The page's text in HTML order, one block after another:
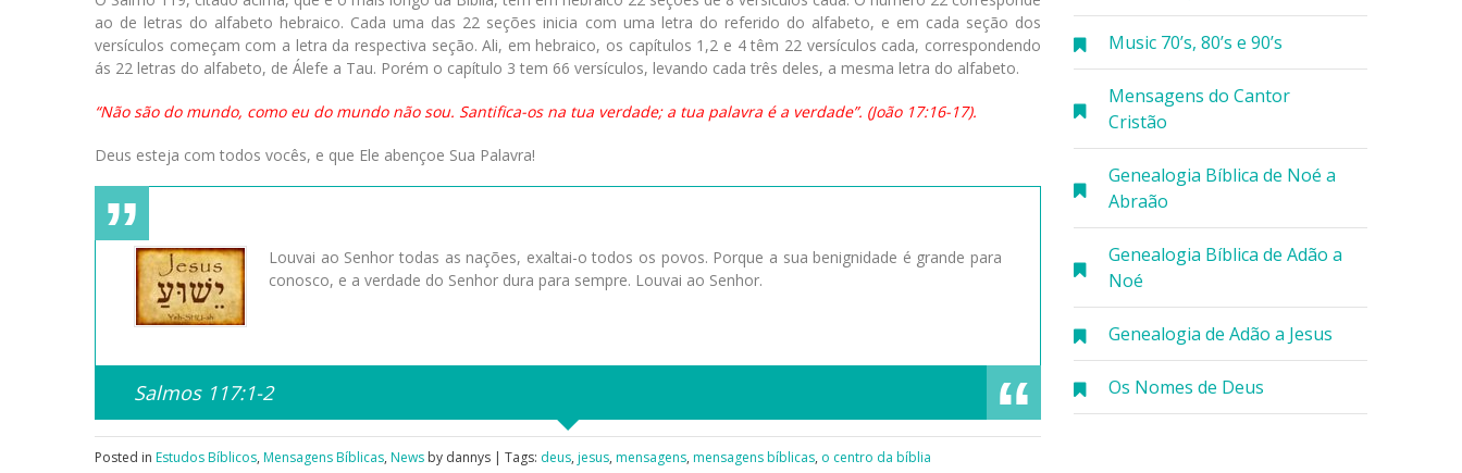
Music 70’s, 80’s e 90’s
Mensagens do Cantor
Cristão
Genealogia Bíblica de Noé a
Abraão
Genealogia Bíblica de Adão a
Noé
Genealogia de Adão a Jesus
Os Nomes de Deus
ao de letras do alfabeto hebraico. Cada uma das 22 seções inicia com uma letra do referido do alfabeto, e em cada seção dos
versículos começam com a letra da respectiva seção. Ali, em hebraico, os capítulos 1,2 e 4 têm 22 versículos cada, correspondendo
ás 22 letras do alfabeto, de Álefe a Tau. Porém o capítulo 3 tem 66 versículos, levando cada três deles, a mesma letra do alfabeto.
“Não são do mundo, como eu do mundo não sou. Santifica-os na tua verdade; a tua palavra é a verdade”. (João 17:16-17).
Deus esteja com todos vocês, e que Ele abençoe Sua Palavra!
Louvai ao Senhor todas as nações, exaltai-o todos os povos. Porque a sua benignidade é grande para
conosco, e a verdade do Senhor dura para sempre. Louvai ao Senhor.
Salmos 117:1-2
Posted in Estudos Bíblicos, Mensagens Bíblicas, News by dannys | Tags: deus, jesus, mensagens, mensagens bíblicas, o centro da bíblia